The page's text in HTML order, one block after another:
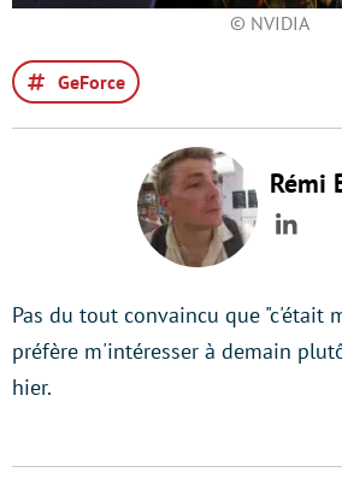
© NVIDIA
GeForce
Rémi
Pas du tout convaincu que "c'était
préfère m'intéresser à demain
hier.